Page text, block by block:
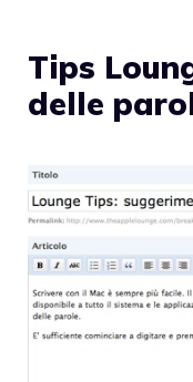
Tips
delle